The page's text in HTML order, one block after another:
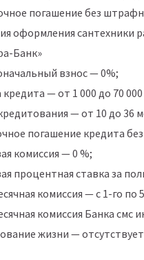
погашение без
оформления сантехники
Банк»
взнос — 0%;
кредита — от 1 000 до 70
— от 10 до 36
погашение кредита
комиссия — 0 %;
процентная ставка за
комиссия — с 1-го
комиссия Банка смс
жизни —